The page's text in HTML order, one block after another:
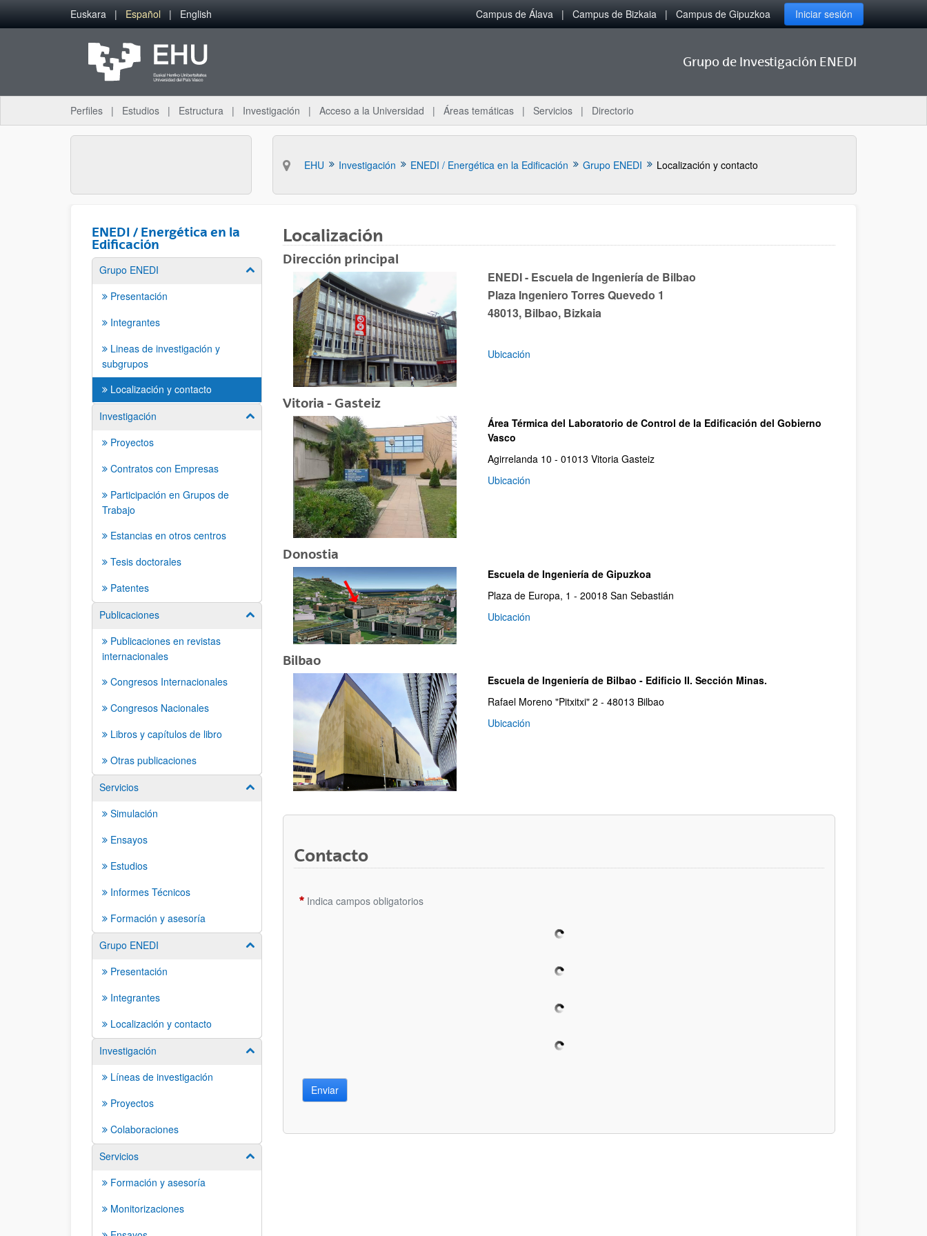
Saltar al contenido principal
Euskara Español English Campus de Álava Campus de Bizkaia Campus de Gipuzkoa Iniciar sesión
Grupo de Investigación ENEDI
Perfiles Estudios Estructura Investigación Acceso a la Universidad Áreas temáticas Servicios Directorio
EHU Investigación ENEDI / Energética en la Edificación Grupo ENEDI Localización y contacto
ENEDI / Energética en la
Edificación
Grupo ENEDI Mostrar/ocultar subpáginas
Presentación
Integrantes
Lineas de investigación y
subgrupos
Localización y contacto
Investigación
Mostrar/ocultar subpáginas
Proyectos
Contratos con Empresas
Participación en Grupos de
Trabajo
Estancias en otros centros
Tesis doctorales
Patentes
Publicaciones
Mostrar/ocultar subpáginas
Publicaciones en revistas
internacionales
Congresos Internacionales
Congresos Nacionales
Libros y capítulos de libro
Otras publicaciones
Servicios
Mostrar/ocultar subpáginas
Simulación
Ensayos
Estudios
Informes Técnicos
Formación y asesoría
Grupo ENEDI
Mostrar/ocultar subpáginas
Presentación
Integrantes
Localización y contacto
Investigación
Mostrar/ocultar subpáginas
Líneas de investigación
Proyectos
Colaboraciones
Servicios
Mostrar/ocultar subpáginas
Formación y asesoría
Monitorizaciones
Localización
Dirección principal
ENEDI - Escuela de Ingeniería de Bilbao
Plaza Ingeniero Torres Quevedo 1
48013, Bilbao, Bizkaia
Ubicación
Vitoria - Gasteiz
Área Térmica del Laboratorio de Control de la Edificación del Gobierno
Vasco
Agirrelanda 10 - 01013 Vitoria Gasteiz
Ubicación
Donostia
Escuela de Ingeniería de Gipuzkoa
Plaza de Europa, 1 - 20018 San Sebastián
Ubicación
Bilbao
Escuela de Ingeniería de Bilbao - Edificio II. Sección Minas.
Rafael Moreno "Pitxitxi" 2 - 48013 Bilbao
Ubicación
Contacto
Indica campos obligatorios
Enviar